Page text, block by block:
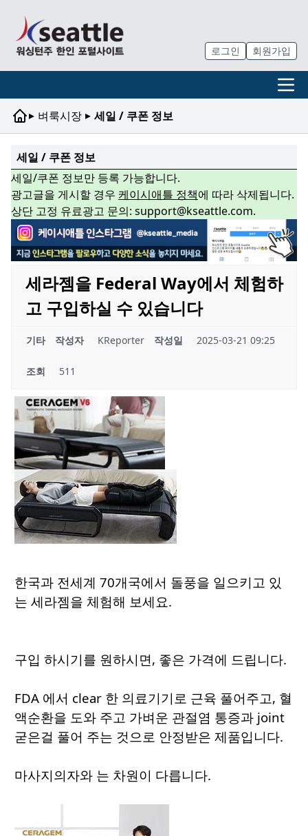
로그인 회원가입
▸ 벼룩시장 ▸ 세일 / 쿠폰 정보
세일 / 쿠폰 정보
세일/쿠폰 정보만 등록 가능합니다.
광고글을 게시할 경우 케이시애틀 정책에 따라 삭제됩니다.
상단 고정 유료광고 문의: support@kseattle.com.
세라젬을 Federal Way에서 체험하
고 구입하실 수 있습니다
기타 작성자 KReporter 작성일 2025-03-21 09:25
조회 511
한국과 전세계 70개국에서 돌풍을 일으키고 있
는 세라젬을 체험해 보세요.
구입 하시기를 원하시면, 좋은 가격에 드립니다.
FDA 에서 clear 한 의료기기로 근육 풀어주고, 혈
액순환을 도와 주고 가벼운 관절염 통증과 joint
굳은걸 풀어 주는 것으로 안정받은 제품입니다.
마사지의자와 는 차원이 다릅니다.